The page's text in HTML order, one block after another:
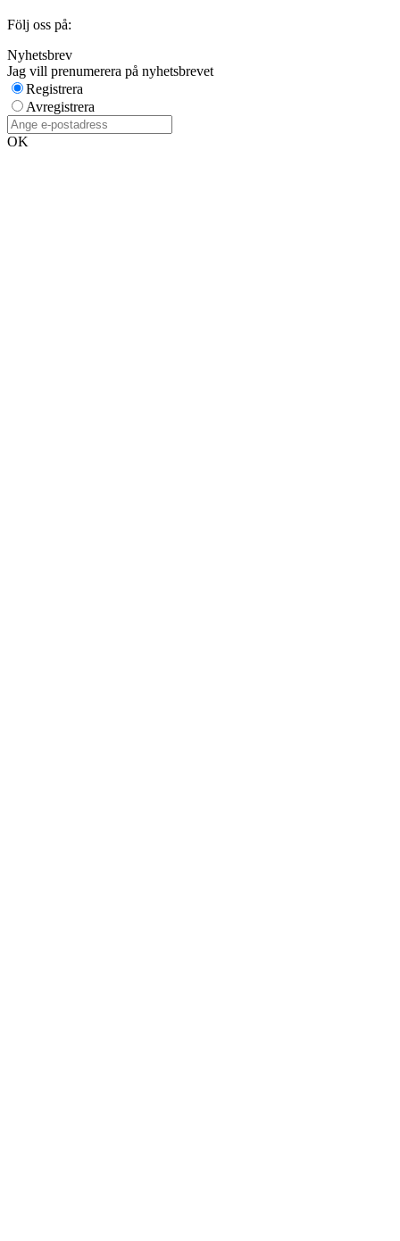
Följ oss på:
Nyhetsbrev
Jag vill prenumerera på nyhetsbrevet
Registrera
Avregistrera
OK